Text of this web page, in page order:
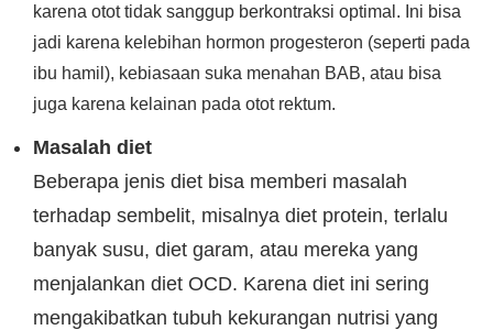
karena otot tidak sanggup berkontraksi optimal. Ini bisa
jadi karena kelebihan hormon progesteron (seperti pada
ibu hamil), kebiasaan suka menahan BAB, atau bisa
juga karena kelainan pada otot rektum.
Masalah diet
Beberapa jenis diet bisa memberi masalah
terhadap sembelit, misalnya diet protein, terlalu
banyak susu, diet garam, atau mereka yang
menjalankan diet OCD. Karena diet ini sering
mengakibatkan tubuh kekurangan nutrisi yang